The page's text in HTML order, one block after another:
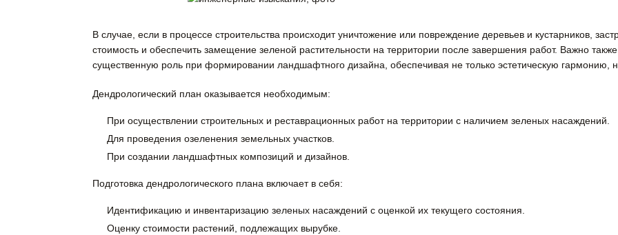
В случае, если в процессе строительства происходит уничтожение или повреждение деревьев и кустарников,
стоимость и обеспечить замещение зеленой растительности на территории после завершения работ. Важно
существенную роль при формировании ландшафтного дизайна, обеспечивая не только эстетическую гармонию,
Дендрологический план оказывается необходимым:
При осуществлении строительных и реставрационных работ на территории с наличием зеленых насаждений.
Для проведения озеленения земельных участков.
При создании ландшафтных композиций и дизайнов.
Подготовка дендрологического плана включает в себя:
Идентификацию и инвентаризацию зеленых насаждений с оценкой их текущего состояния.
Оценку стоимости растений, подлежащих вырубке.